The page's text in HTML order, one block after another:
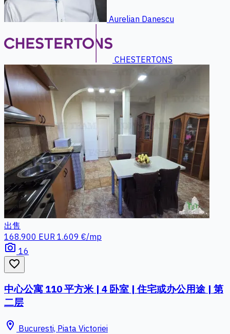
Aurelian Danescu
CHESTERTONS
出售
168.900 EUR 1.609 €/mp
photo_camera 16
favorite_border
中心公寓 110 平方米 | 4 卧室 | 住宅或办公用途 | 第
二层
location_on Bucuresti, Piata Victoriei